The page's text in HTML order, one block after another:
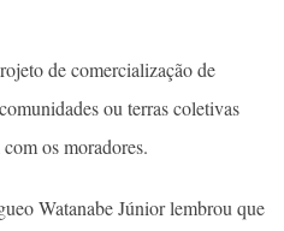
de comercialização de
ou terras coletivas
os moradores.
Watanabe Júnior lembrou que